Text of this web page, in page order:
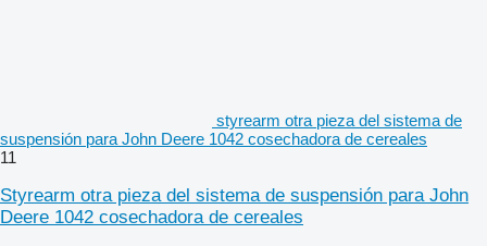
styrearm otra pieza del sistema de
suspensión para John Deere 1042 cosechadora de cereales
11
Styrearm otra pieza del sistema de suspensión para John
Deere 1042 cosechadora de cereales